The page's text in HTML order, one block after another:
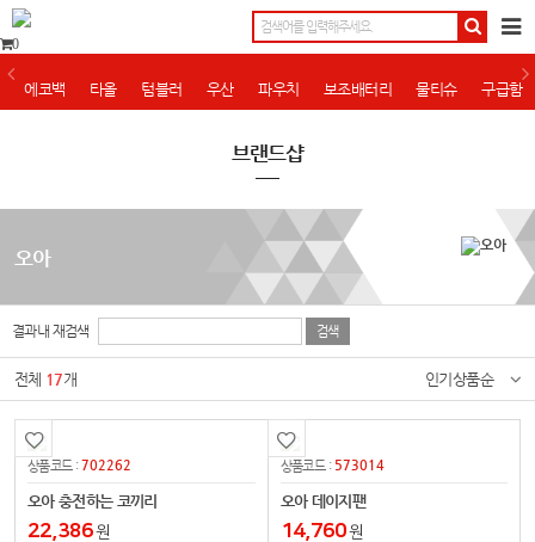
0
에코백 타올 텀블러 우산 파우치 보조배터리 물티슈 구급함
브랜드샵
오아
결과내 재검색
전체 17개 인기상품순
상품코드 :702262
오아 충전하는 코끼리
22,386원
상품코드 : 573014
오아 데이지팬
14,760원